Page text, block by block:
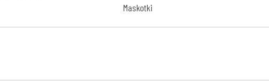
Maskotki